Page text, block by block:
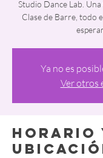
Studio Dance Lab. Una
Clase de Barre, todo
Ya no es
Ver otros
Horario